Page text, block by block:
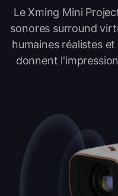
Le Xming Mini
sonores surround
humaines réalistes
donnent